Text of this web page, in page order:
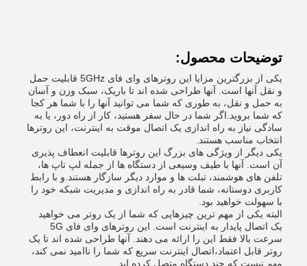
توضیحات محصول:
یکی از بزرگترین مزایا این روترهای وای فای 5GHz قابلیت حمل
و نقل آنها است. آنها طراحی شده اند تا باریک، سبک وزن و آسان
به حمل و نقل، به طوری که شما می توانید آنها را با شما هر کجا
که شما بروید.اگر شما در حال سفر هستید، کار از راه دور، یا به
سادگی نیاز به راه اندازی یک اتصال موقت به اینترنت، این روترها
انتخاب مناسب هستند.
یکی دیگر از ویژگی های بزرگ این روترها قابلیت انعطاف پذیری
آن است. آنها با طیف وسیعی از دستگاه ها از جمله لپ تاپ ها،
تلفن های هوشمند، تبلت ها و موارد دیگر سازگار هستند.و با رابط
کاربری دوستانه، شما قادر به راه اندازی و مدیریت شبکه خود را
با سهولت خواهید بود.
البته یکی از مهم ترین چیزهایی که شما از یک روتر می خواهید
یک اتصال پایدار به اینترنت است. این روترهای وای فای 5G
سرعت بالا فقط این را ارائه می دهند. آنها طراحی شده اند تا یک
روتر قابل اعتماد،اتصال اینترنت سریع که شما را ناامید نمی کند،
مهم نیست که چند دستگاه متصل کرده اید.